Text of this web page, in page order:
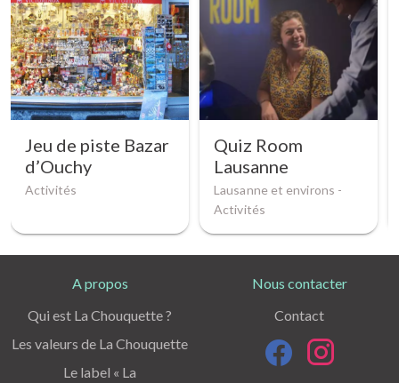
Jeu de piste Bazar
d’Ouchy
Activités
Quiz Room
Lausanne
Lausanne et environs -
Activités
A propos
Qui est La Chouquette ?
Les valeurs de La Chouquette
Le label « La
Nous contacter
Contact